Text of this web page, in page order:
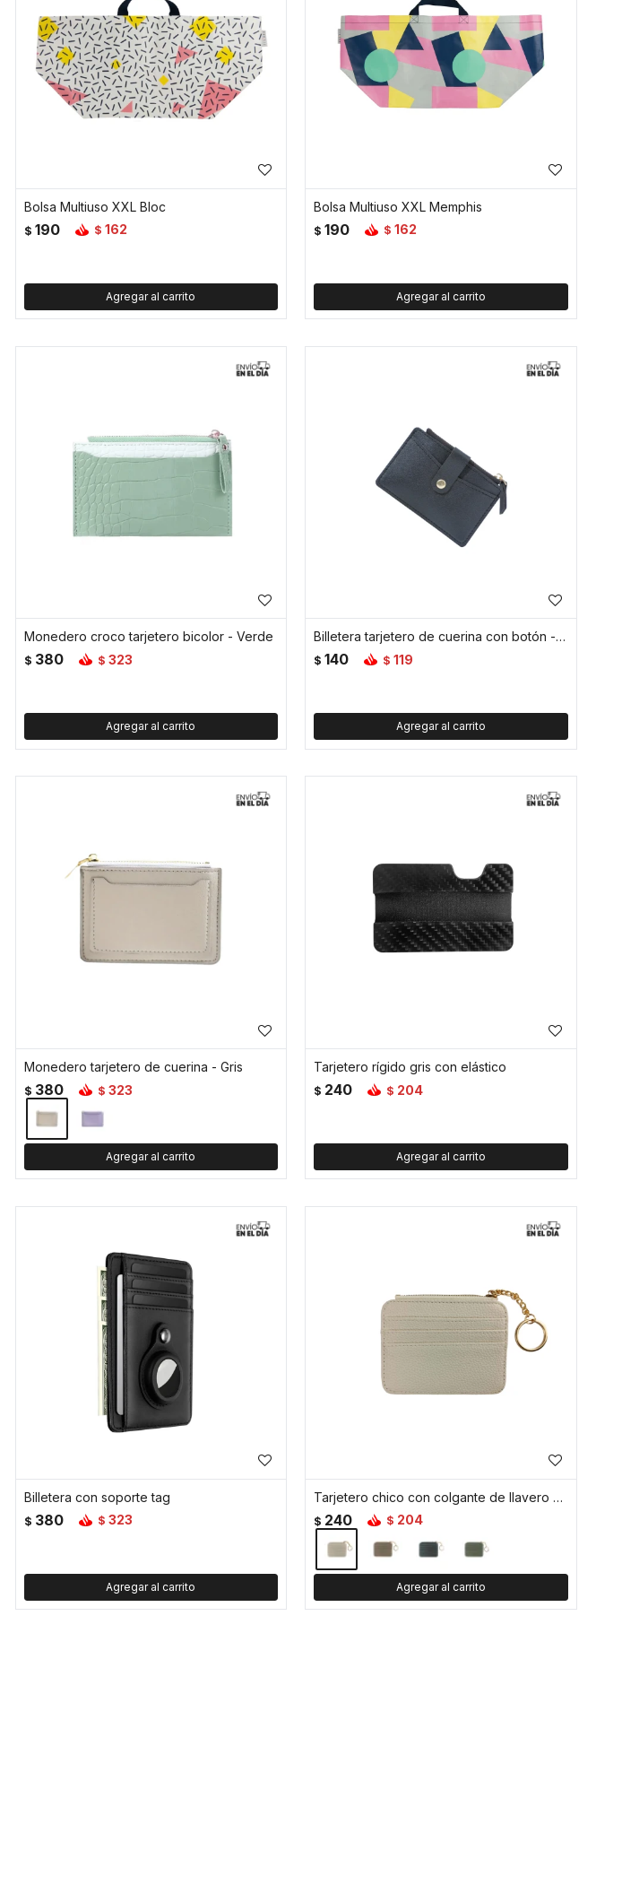
Bolsa Multiuso XXL Bloc
$ 190 $ 162
Bolsa Multiuso XXL Memphis
$ 190 $ 162
Monedero croco tarjetero bicolor - Verde
$ 380 $ 323
Billetera tarjetero de cuerina con botón - Negro
$ 140 $ 119
Monedero tarjetero de cuerina - Gris
$ 380 $ 323
Tarjetero rígido gris con elástico
$ 240 $ 204
Billetera con soporte tag
$ 380 $ 323
Tarjetero chico con colgante de llavero - Blanco
$ 240 $ 204